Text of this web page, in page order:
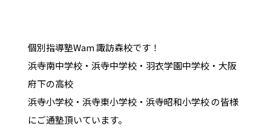
個別指導塾Wam 諏訪森校です！
浜寺南中学校・浜寺中学校・羽衣学園中学校・大阪
府下の高校
浜寺小学校・浜寺東小学校・浜寺昭和小学校 の皆様
にご通塾頂いています。